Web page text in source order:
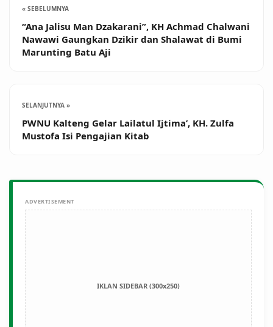
« SEBELUMNYA
“Ana Jalisu Man Dzakarani”, KH Achmad Chalwani
Nawawi Gaungkan Dzikir dan Shalawat di Bumi
Marunting Batu Aji
SELANJUTNYA »
PWNU Kalteng Gelar Lailatul Ijtima’, KH. Zulfa
Mustofa Isi Pengajian Kitab
ADVERTISEMENT
IKLAN SIDEBAR (300x250)